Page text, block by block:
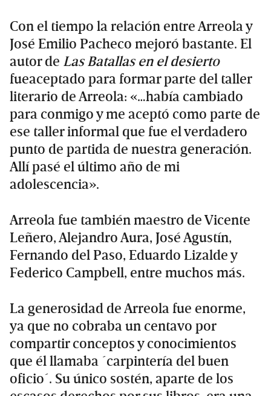
Con el tiempo la relación entre Arreola y
José Emilio Pacheco mejoró bastante. El
autor de Las Batallas en el desierto
fueaceptado para formar parte del taller
literario de Arreola: «…había cambiado
para conmigo y me aceptó como parte de
ese taller informal que fue el verdadero
punto de partida de nuestra generación.
Allí pasé el último año de mi
adolescencia».
Arreola fue también maestro de Vicente
Leñero, Alejandro Aura, José Agustín,
Fernando del Paso, Eduardo Lizalde y
Federico Campbell, entre muchos más.
La generosidad de Arreola fue enorme,
ya que no cobraba un centavo por
compartir conceptos y conocimientos
que él llamaba ´carpintería del buen
oficio´. Su único sostén, aparte de los